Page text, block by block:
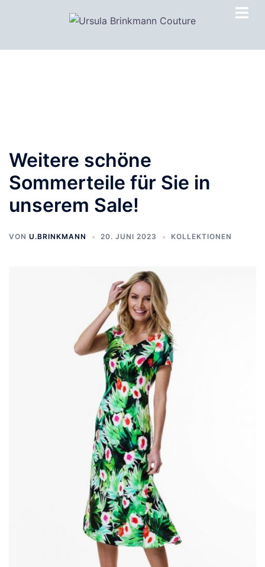
Weitere schöne
Sommerteile für Sie in
unserem Sale!
VON U.BRINKMANN 20. JUNI 2023 KOLLEKTIONEN